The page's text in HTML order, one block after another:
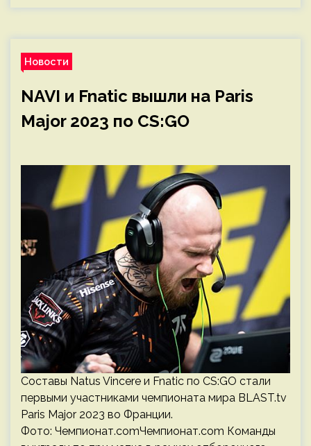
Новости
NAVI и Fnatic вышли на Paris
Major 2023 по CS:GO
Составы Natus Vincere и Fnatic по CS:GO стали
первыми участниками чемпионата мира BLAST.tv
Paris Major 2023 во Франции.
Фото: Чемпионат.comЧемпионат.com Команды